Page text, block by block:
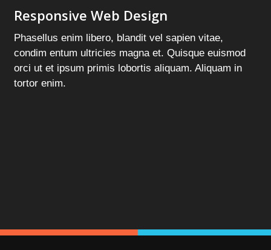
Responsive Web Design
Phasellus enim libero, blandit vel sapien vitae,
condim entum ultricies magna et. Quisque euismod
orci ut et ipsum primis lobortis aliquam. Aliquam in
tortor enim.